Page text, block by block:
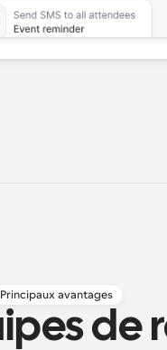
Principaux avantages
de